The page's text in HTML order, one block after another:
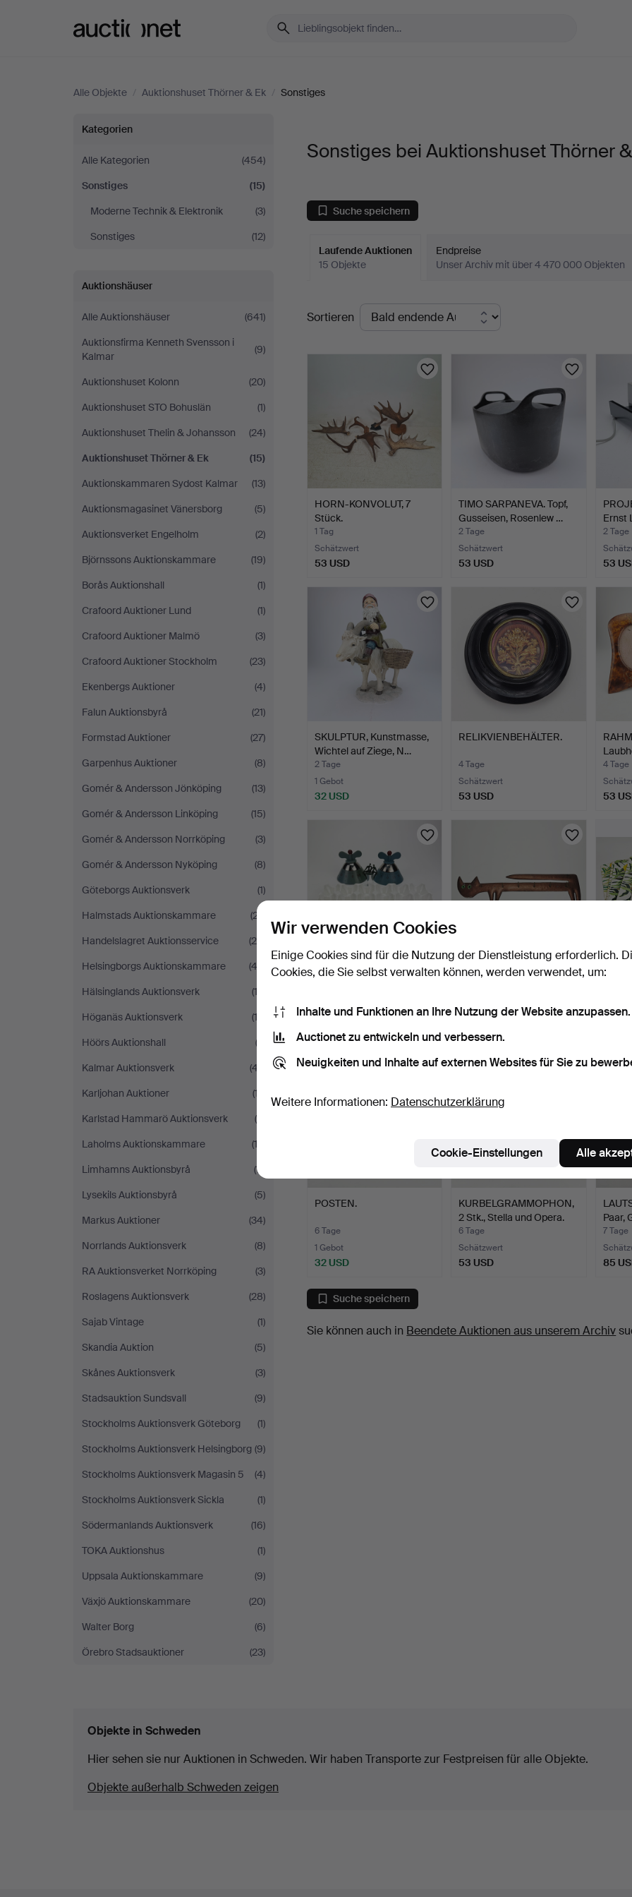
Alle Objekte / Auktionshuset Thörner & Ek / Sonstiges
Sonstiges
bei
Auktionshuset
Thörner
Ek
Kategorien
Alle Kategorien
(454)
Sonstiges
(15)
Moderne Technik & Elektronik
(3)
Sonstiges
(12)
Auktionshäuser
Alle Auktionshäuser
(641)
Auktionsfirma Kenneth Svensson i
Kalmar
(9)
Auktionshuset Kolonn
(20)
Auktionshuset STO Bohuslän
(1)
Auktionshuset Thelin & Johansson
(24)
Auktionshuset Thörner & Ek
(15)
Auktionskammaren Sydost Kalmar
(13)
Auktionsmagasinet Vänersborg
(5)
Auktionsverket Engelholm
(2)
Björnssons Auktionskammare
(19)
Borås Auktionshall
(1)
Crafoord Auktioner Lund
(1)
Crafoord Auktioner Malmö
(3)
Crafoord Auktioner Stockholm
(23)
Ekenbergs Auktioner
(4)
Falun Auktionsbyrå
(21)
Formstad Auktioner
(27)
Garpenhus Auktioner
(8)
Gomér & Andersson Jönköping
(13)
Gomér & Andersson Linköping
(15)
Gomér & Andersson Norrköping
(3)
Gomér & Andersson Nyköping
(8)
Göteborgs Auktionsverk
(1)
Halmstads Auktionskammare
(27)
Handelslagret Auktionsservice
(29)
Helsingborgs Auktionskammare
(42)
Hälsinglands Auktionsverk
(13)
Höganäs Auktionsverk
(12)
Höörs Auktionshall
(3)
Kalmar Auktionsverk
(47)
Karljohan Auktioner
(17)
Karlstad Hammarö Auktionsverk
(5)
Laholms Auktionskammare
(13)
Limhamns Auktionsbyrå
(11)
Lysekils Auktionsbyrå
(5)
Markus Auktioner
(34)
Norrlands Auktionsverk
(8)
RA Auktionsverket Norrköping
(3)
Roslagens Auktionsverk
(28)
Sajab Vintage
(1)
Skandia Auktion
(5)
Skånes Auktionsverk
(3)
Stadsauktion Sundsvall
(9)
Stockholms Auktionsverk Göteborg
(1)
Stockholms Auktionsverk Helsingborg (9)
Stockholms Auktionsverk Magasin 5
(4)
Stockholms Auktionsverk Sickla
(1)
Södermanlands Auktionsverk
(16)
TOKA Auktionshus
(1)
Uppsala Auktionskammare
(9)
Växjö Auktionskammare
(20)
Walter Borg
(6)
Örebro Stadsauktioner
(23)
Sonstiges bei Auktionshuset Thörner
Suche speichern
Laufende Auktionen
15 Objekte
Endpreise
Unser Archiv mit über 4 470 000 Objekten
Laufende
Auktionen
Sortieren
HORN-KONVOLUT, 7
Stück.
1 Tag
Schätzwert
53 USD
TIMO SARPANEVA. Topf,
Gusseisen, Rosenlew …
2 Tage
Schätzwert
53 USD
Ernst
2 Tage
53
SKULPTUR, Kunstmasse,
Wichtel auf Ziege, N…
2 Tage
1 Gebot
32 USD
RELIKVIENBEHÄLTER.
4 Tage
Schätzwert
53 USD
4 Tage
53
DESIGN, 5 Teile, unter
Schätzwert
KLEIDERHAKEN, Metall,
Schätzwert
und
5
POSTEN.
6 Tage
1 Gebot
32 USD
KURBELGRAMMOPHON,
2 Stk., Stella und Opera.
6 Tage
Schätzwert
53 USD
Paar,
7 Tage
85
Suche speichern
Sie können auch in Beendete Auktionen aus unserem Archiv
Objekte in Schweden
Hier sehen sie nur Auktionen in Schweden. Wir haben Transporte zur Festpreisen für alle Objekte.
Objekte außerhalb Schweden zeigen
Wir verwenden Cookies
Einige Cookies sind für die Nutzung der Dienstleistung erforderlich.
Cookies, die Sie selbst verwalten können, werden verwendet, um:
Inhalte und Funktionen an Ihre Nutzung der Website anzupassen.
Auctionet zu entwickeln und verbessern.
Neuigkeiten und Inhalte auf externen Websites für Sie zu
Weitere Informationen: Datenschutzerklärung
Cookie-Einstellungen Alle